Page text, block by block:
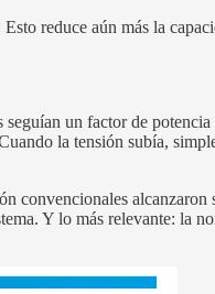
reduce aún más la
seguían un factor de
la tensión subía,
convencionales alcanzaron
Y lo más relevante: la